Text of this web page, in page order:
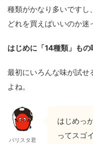
種類がかなり多いですし
どれを買えばいいのか迷
はじめに「14種類」もの
最初にいろんな味が試せ
よね。
バリスタ君
はじめっ
ってスゴ